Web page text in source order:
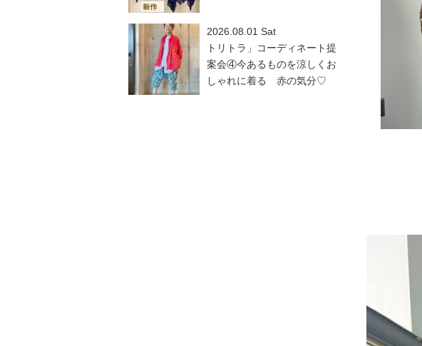
2026.08.01 Sat
トリトラ」コーディネート提
案会④今あるものを涼しくお
しゃれに着る 赤の気分♡